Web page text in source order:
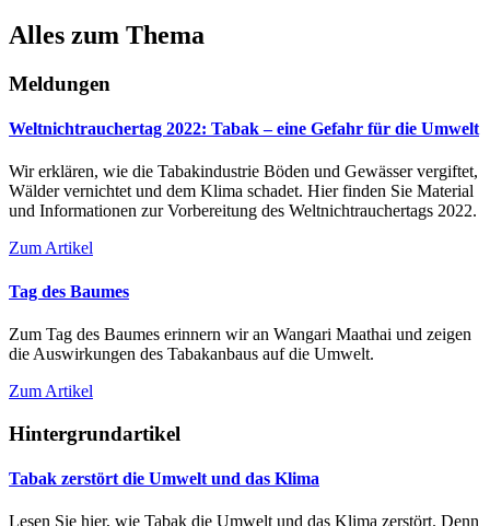
Alles zum Thema
Meldungen
Weltnichtrauchertag 2022: Tabak – eine Gefahr für die Umwelt
Wir erklären, wie die Tabakindustrie Böden und Gewässer vergiftet,
Wälder vernichtet und dem Klima schadet. Hier finden Sie Material
und Informationen zur Vorbereitung des Weltnichtrauchertags 2022.
Zum Artikel
Tag des Baumes
Zum Tag des Baumes erinnern wir an Wangari Maathai und zeigen
die Auswirkungen des Tabakanbaus auf die Umwelt.
Zum Artikel
Hintergrundartikel
Tabak zerstört die Umwelt und das Klima
Lesen Sie hier, wie Tabak die Umwelt und das Klima zerstört. Denn